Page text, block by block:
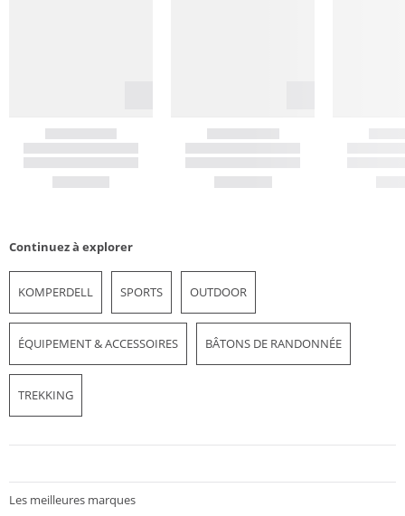
Continuez à explorer
KOMPERDELL SPORTS OUTDOOR
ÉQUIPEMENT & ACCESSOIRES BÂTONS DE RANDONNÉE
TREKKING
Les meilleures marques